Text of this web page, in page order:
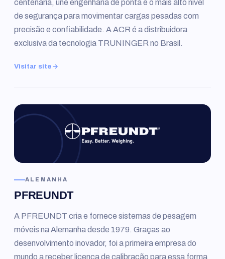
centenária, une engenharia de ponta e o mais alto nível
de segurança para movimentar cargas pesadas com
precisão e confiabilidade. A ACR é a distribuidora
exclusiva da tecnologia TRUNINGER no Brasil.
Visitar site
ALEMANHA
PFREUNDT
A PFREUNDT cria e fornece sistemas de pesagem
móveis na Alemanha desde 1979. Graças ao
desenvolvimento inovador, foi a primeira empresa do
mundo a receber licença de calibração para essa forma